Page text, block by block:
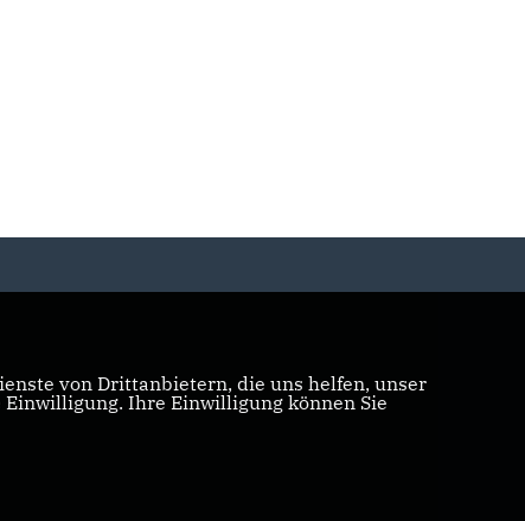
von Drittanbietern, die uns helfen, unser
Ihre Einwilligung können Sie